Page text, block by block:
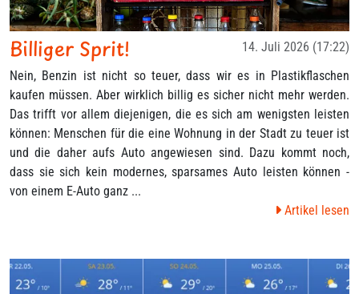
14. Juli 2026 (17:22)
Billiger Sprit!
Nein, Benzin ist nicht so teuer, dass wir es in Plastikflaschen
kaufen müssen. Aber wirklich billig es sicher nicht mehr werden.
Das trifft vor allem diejenigen, die es sich am wenigsten leisten
können: Menschen für die eine Wohnung in der Stadt zu teuer ist
und die daher aufs Auto angewiesen sind. Dazu kommt noch,
dass sie sich kein modernes, sparsames Auto leisten können -
von einem E-Auto ganz ...
Artikel lesen